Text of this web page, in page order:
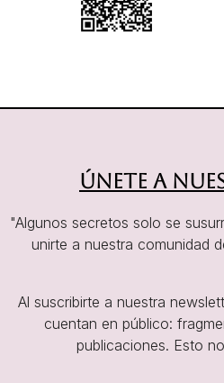
Únete a
"Algunos secretos solo se
unirte a nuestra comunidad
Al suscribirte a nuestra
cuentan en público:
publicaciones. Esto